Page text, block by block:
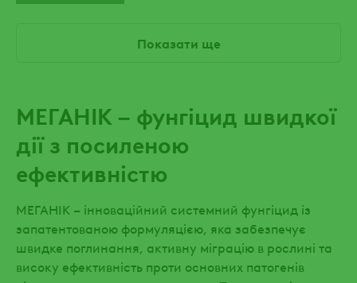
Показати ще
МЕГАНІК – фунгіцид швидкої
дії з посиленою
ефективністю
МЕГАНІК – інноваційний системний фунгіцид із
запатентованою формуляцією, яка забезпечує
швидке поглинання, активну міграцію в рослині та
високу ефективність проти основних патогенів